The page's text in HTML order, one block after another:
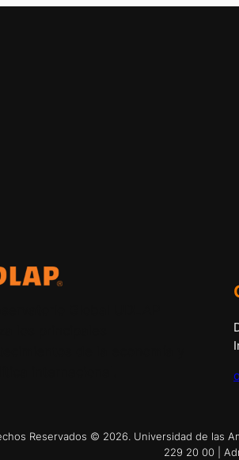
Reservados © 2026. Universidad de las
229 20 00 |